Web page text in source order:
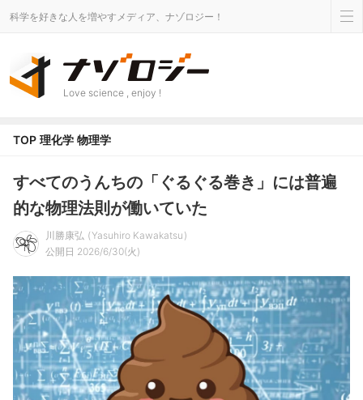
科学を好きな人を増やすメディア、ナゾロジー！
Love science , enjoy !
TOP 理化学 物理学
すべてのうんちの「ぐるぐる巻き」には普遍
的な物理法則が働いていた
川勝康弘
Yasuhiro Kawakatsu
公開日 2026/6/30(火)